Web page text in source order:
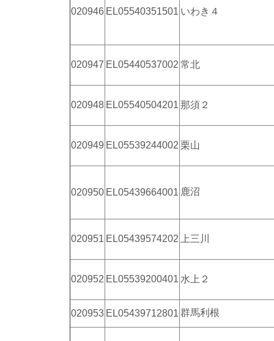
020946 EL05540351501 いわき４
020947 EL05440537002 常北
020948 EL05540504201 那須２
020949 EL05539244002 栗山
020950 EL05439664001 鹿沼
020951 EL05439574202 上三川
020952 EL05539200401 水上２
020953 EL05439712801 群馬利根